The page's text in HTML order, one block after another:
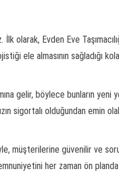
olarak, Evden Eve
ele almasının sağladığı
gelir, böylece bunların
sigortalı olduğundan emin
müşterilerine güvenilir ve
her zaman ön